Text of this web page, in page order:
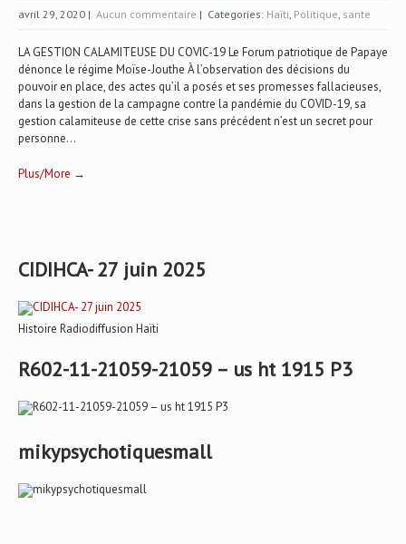
avril 29, 2020 | Aucun commentaire | Categories: Haïti, Politique, sante
LA GESTION CALAMITEUSE DU COVIC-19 Le Forum patriotique de Papaye
dénonce le régime Moïse-Jouthe À l’observation des décisions du
pouvoir en place, des actes qu’il a posés et ses promesses fallacieuses,
dans la gestion de la campagne contre la pandémie du COVID-19, sa
gestion calamiteuse de cette crise sans précédent n’est un secret pour
personne...
Plus/More →
CIDIHCA- 27 juin 2025
Histoire Radiodiffusion Haïti
R602-11-21059-21059 – us ht 1915 P3
mikypsychotiquesmall